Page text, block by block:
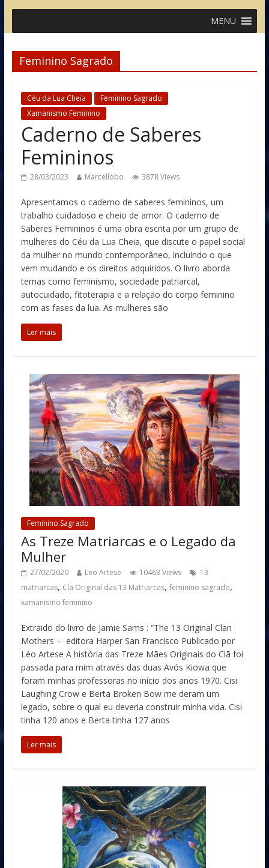
MENU
Feminino Sagrado
Céu da Lua Cheia
Feminino Sagrado
Xamanismo Feminino
Caderno de Saberes
Femininos
28/03/2023 Marcellobo 3878 Views
Apresentamos o caderno de saberes femininos, um
trabalho cuidadoso e cheio de amor. O caderno de
Saberes Femininos é uma obra escrita por um grupo de
mulheres do Céu da Lua Cheia, que discute o papel social
da mulher no mundo contemporâneo, incluindo o que
vem mudando e os direitos adquiridos. O livro aborda
temas como feminismo, sociedade patriarcal,
autocuidado, fitoterapia e a relação do corpo feminino
com as fases da lua. As mulheres são
Ler mais
Feminino Sagrado
As Treze Matriarcas e o Legado da
Mulher
27/02/2020 Leo Artese 10463 Views
13
matriarcas, Cla Original das 13 Matriarcas, feminino sagrado,
xamanismo feminino
Extraido do livro de Jamie Sams : “The 13 Original Clan
Mothers – editora Harper San Francisco Publicado por
Léo Artese A história das Treze Mães Originais do Clã foi
passada para mim através das duas Avós Kiowa que
foram minhas professoras no início dos anos 1970. Cisi
Laughing Crow e Berta Broken Bow me deram um
legado, sobre o qual eu deveria construir minha vida. Cisi
tinha 120 anos e Berta tinha 127 anos
Ler mais